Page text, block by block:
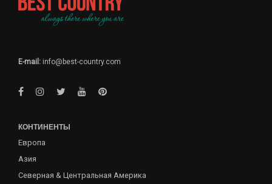
E-mail: info@best-country.com
КОНТИНЕНТЫ
Европа
Азия
Северная & Центральная Америка